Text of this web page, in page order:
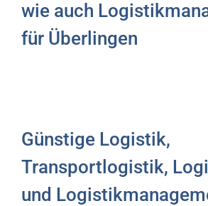
wie auch
für Überlingen
Günstige Logistik,
Transportlogistik,
und